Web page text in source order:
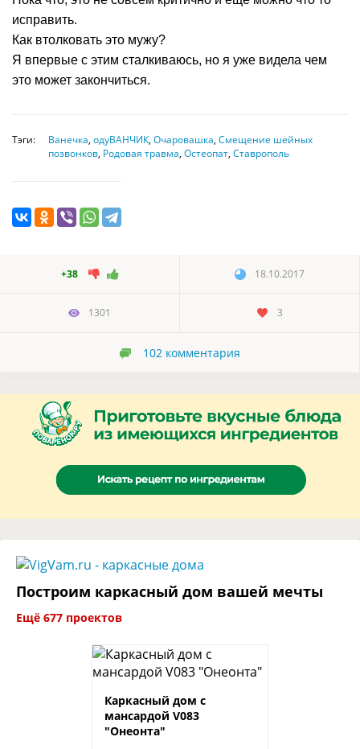
исправить.
Как втолковать это мужу?
Я впервые с этим сталкиваюсь, но я уже видела чем
это может закончиться.
Тэги: Ванечка, одуВАНЧИК, Очаровашка, Смещение шейных
позвонков, Родовая травма, Остеопат, Ставрополь
+38 18.10.2017
1301 3
102 комментария
Построим каркасный дом вашей мечты
Ещё 677 проектов
Каркасный дом с
мансардой V083
"Онеонта"